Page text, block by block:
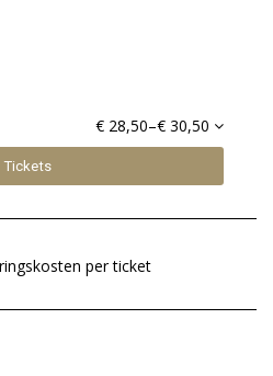
€ 28,50–€ 30,50
Tickets
per ticket